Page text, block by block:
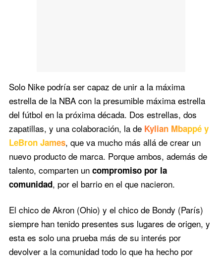
Solo Nike podría ser capaz de unir a la máxima
estrella de la NBA con la presumible máxima estrella
del fútbol en la próxima década. Dos estrellas, dos
zapatillas, y una colaboración, la de Kylian Mbappé y
LeBron James, que va mucho más allá de crear un
nuevo producto de marca. Porque ambos, además de
talento, comparten un compromiso por la
comunidad, por el barrio en el que nacieron.
El chico de Akron (Ohio) y el chico de Bondy (París)
siempre han tenido presentes sus lugares de origen, y
esta es solo una prueba más de su interés por
devolver a la comunidad todo lo que ha hecho por